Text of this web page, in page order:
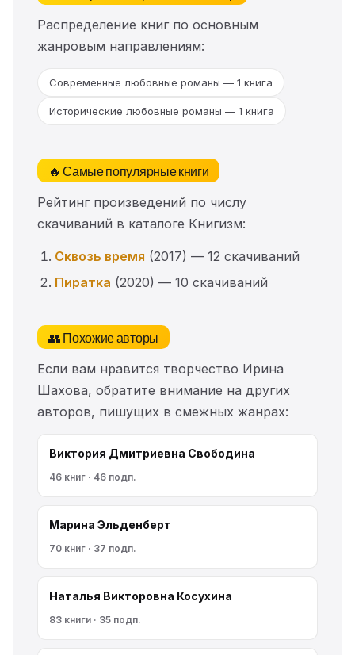
Распределение книг по основным
жанровым направлениям:
Современные любовные романы — 1 книга
Исторические любовные романы — 1 книга
🔥 Самые популярные книги
Рейтинг произведений по числу
скачиваний в каталоге Книгизм:
Сквозь время (2017) — 12 скачиваний
Пиратка (2020) — 10 скачиваний
👥 Похожие авторы
Если вам нравится творчество Ирина
Шахова, обратите внимание на других
авторов, пишущих в смежных жанрах:
Виктория Дмитриевна Свободина
46 книг · 46 подп.
Марина Эльденберт
70 книг · 37 подп.
Наталья Викторовна Косухина
83 книги · 35 подп.